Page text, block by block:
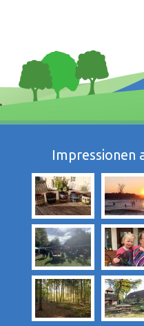
Impressionen